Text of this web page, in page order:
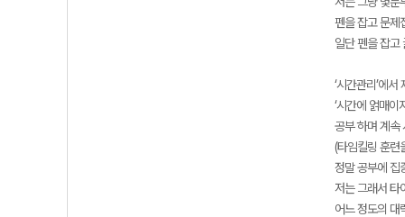
펜을 잡고 문제
일단 펜을 잡고
‘시간관리’에
‘시간에 얽매이
공부 하며 계속
(타임킬링 훈련
정말 공부에 집
저는 그래서 타
어느 정도의 대